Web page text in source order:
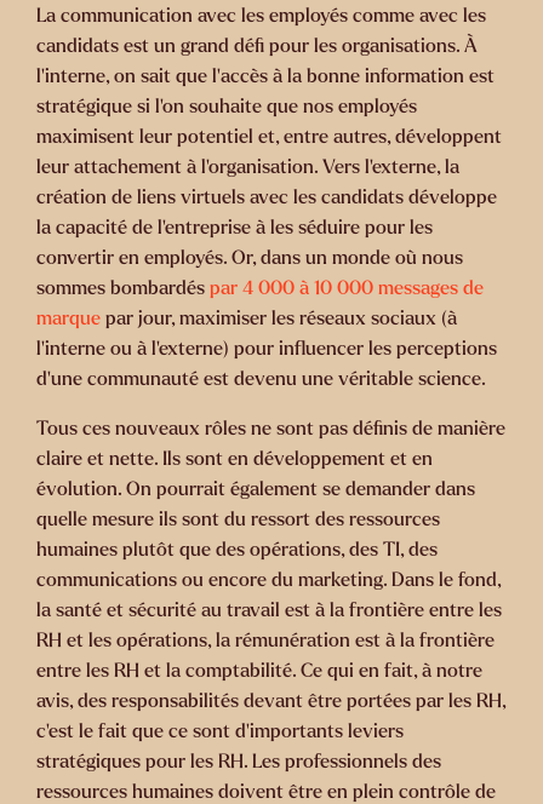
La communication avec les employés comme avec les
candidats est un grand défi pour les organisations. À
l’interne, on sait que l’accès à la bonne information est
stratégique si l’on souhaite que nos employés
maximisent leur potentiel et, entre autres, développent
leur attachement à l’organisation. Vers l’externe, la
création de liens virtuels avec les candidats développe
la capacité de l’entreprise à les séduire pour les
convertir en employés. Or, dans un monde où nous
sommes bombardés par 4 000 à 10 000 messages de
marque par jour, maximiser les réseaux sociaux (à
l’interne ou à l’externe) pour influencer les perceptions
d’une communauté est devenu une véritable science.
Tous ces nouveaux rôles ne sont pas définis de manière
claire et nette. Ils sont en développement et en
évolution. On pourrait également se demander dans
quelle mesure ils sont du ressort des ressources
humaines plutôt que des opérations, des TI, des
communications ou encore du marketing. Dans le fond,
la santé et sécurité au travail est à la frontière entre les
RH et les opérations, la rémunération est à la frontière
entre les RH et la comptabilité. Ce qui en fait, à notre
avis, des responsabilités devant être portées par les RH,
c’est le fait que ce sont d’importants leviers
stratégiques pour les RH. Les professionnels des
ressources humaines doivent être en plein contrôle de